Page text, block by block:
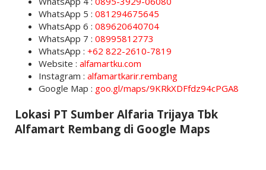
WhatsApp 5 : 081294675645
WhatsApp 6 : 089620640704
WhatsApp 7 : 08995812773
WhatsApp : +62 822-2610-7819
Website : alfamartku.com
Instagram : alfamartkarir.rembang
Google Map : goo.gl/maps/9KRkXDFfdz94cPGA8
Lokasi PT Sumber Alfaria Trijaya Tbk
Alfamart Rembang di Google Maps